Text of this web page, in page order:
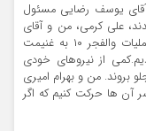
شد، گفت: آقای یوسف رضایی مسئول
علی کرمی، من و آقای
بهروز سلطانی با یک جیپ “اوواز” عراقی که در عملیات والفجر ۱۰ به غنیمت
از نیروهای خودی
بروند. من و بهرام امیری
آن ها حرکت کنیم که اگر